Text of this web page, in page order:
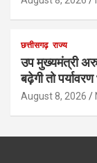
छत्तीसगढ़ राज्य
उप मुख्यमंत्री
बढ़ेगी तो
August 8, 2026